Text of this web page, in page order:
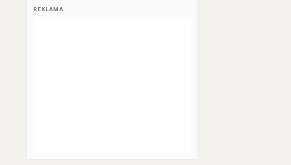
REKLAMA